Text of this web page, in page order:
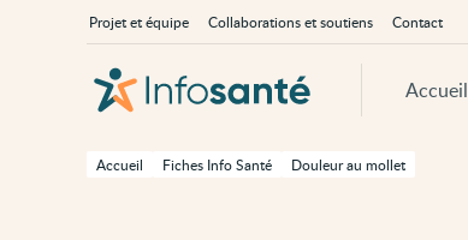
Accueil Fiches Info Santé Douleur au mollet
principale
Accueil
À
propos
Projet et équipe Collaborations et soutiens Contact